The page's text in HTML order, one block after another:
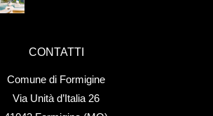
CONTATTI
Comune di Formigine
Via Unità d’Italia 26